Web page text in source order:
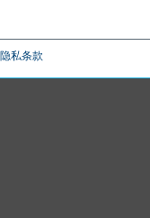
隐私条款